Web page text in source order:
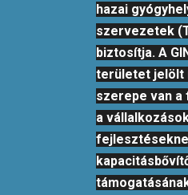
hazai
szervezetek
biztosítja. A
területet jelölt
szerepe van
a